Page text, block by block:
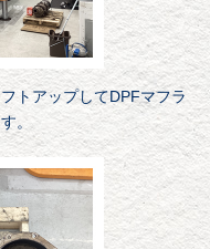
トアップしてDPFマフラ
。